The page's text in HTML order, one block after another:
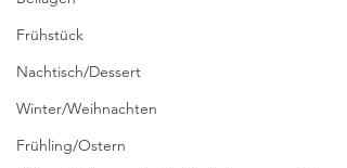
Frühstück
Nachtisch/Dessert
Winter/Weihnachten
Frühling/Ostern